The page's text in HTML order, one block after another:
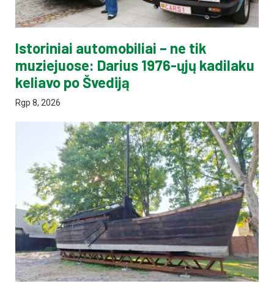
Istoriniai automobiliai – ne tik
muziejuose: Darius 1976-ųjų kadilaku
keliavo po Švediją
Rgp 8, 2026